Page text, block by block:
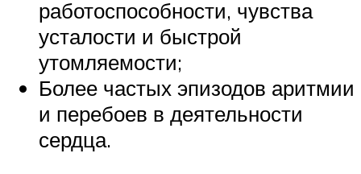
работоспособности, чувства
усталости и быстрой
утомляемости;
Более частых эпизодов аритмии
и перебоев в деятельности
сердца.